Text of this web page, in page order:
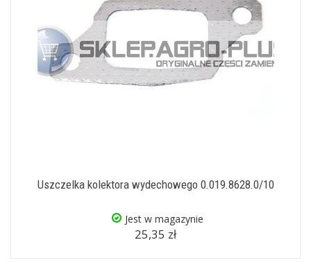
Uszczelka kolektora wydechowego 0.019.8628.0/10
Jest w magazynie
25,35 zł